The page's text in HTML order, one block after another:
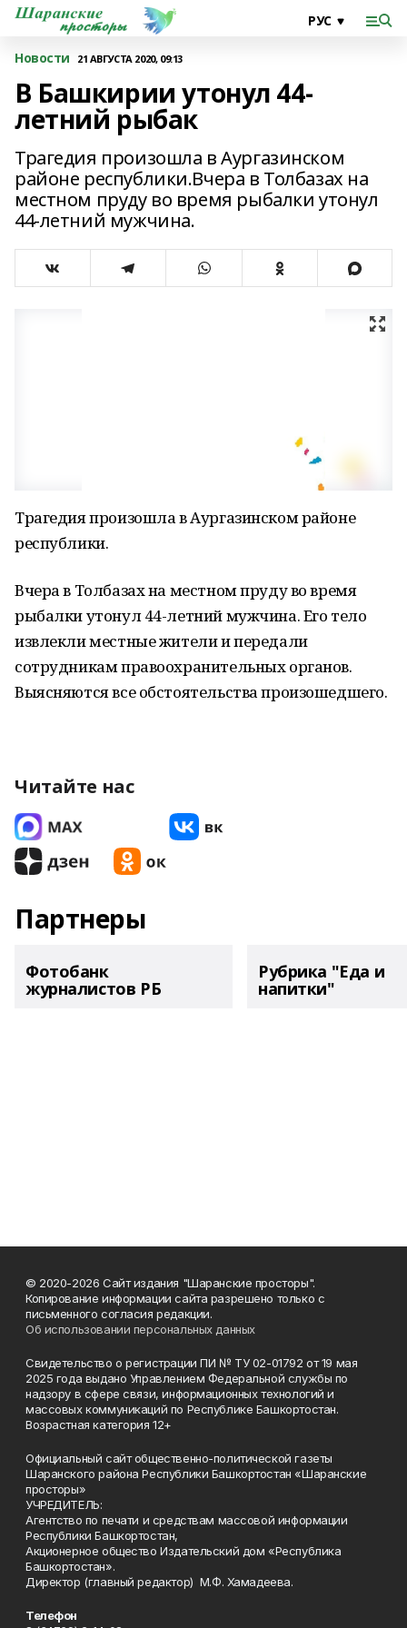
Новости 21 АВГУСТА 2020, 09:13
В Башкирии утонул 44-
летний рыбак
Трагедия произошла в Аургазинском
районе республики.Вчера в Толбазах на
местном пруду во время рыбалки утонул
44-летний мужчина.
Трагедия произошла в Аургазинском районе
республики.
Вчера в Толбазах на местном пруду во время
рыбалки утонул 44-летний мужчина. Его тело
извлекли местные жители и передали
сотрудникам правоохранительных органов.
Выясняются все обстоятельства произошедшего.
Читайте нас
Партнеры
Фотобанк
журналистов РБ
Рубрика "Еда и
напитки"
© 2020-2026 Сайт издания "Шаранские просторы".
Копирование информации сайта разрешено только с
письменного согласия редакции.
Об использовании персональных данных
Свидетельство о регистрации ПИ № ТУ 02-01792 от 19 мая
2025 года выдано Управлением Федеральной службы по
надзору в сфере связи, информационных технологий и
массовых коммуникаций по Республике Башкортостан.
Возрастная категория 12+
Официальный сайт общественно-политической газеты
Шаранского района Республики Башкортостан «Шаранские
просторы»
УЧРЕДИТЕЛЬ:
Агентство по печати и средствам массовой информации
Республики Башкортостан,
Акционерное общество Издательский дом «Республика
Башкортостан».
Директор (главный редактор) М.Ф. Хамадеева.
Телефон